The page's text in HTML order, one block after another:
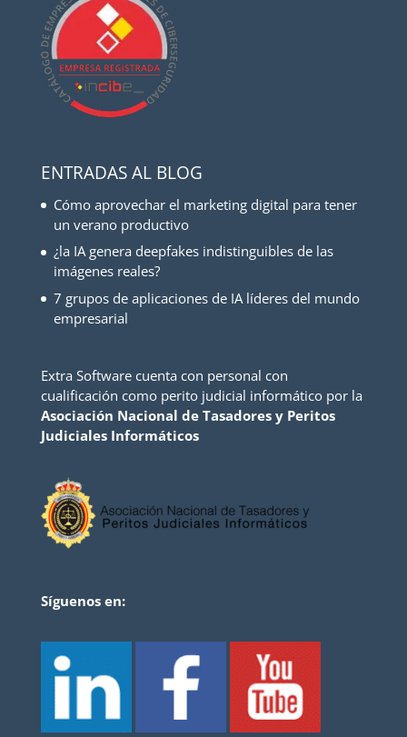
ENTRADAS AL BLOG
Cómo aprovechar el marketing digital para tener
un verano productivo
¿la IA genera deepfakes indistinguibles de las
imágenes reales?
7 grupos de aplicaciones de IA líderes del mundo
empresarial
Extra Software cuenta con personal con
cualificación como perito judicial informático por la
Asociación Nacional de Tasadores y Peritos
Judiciales Informáticos
Síguenos en: